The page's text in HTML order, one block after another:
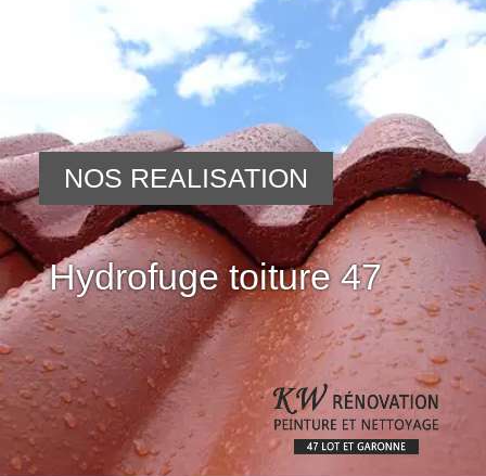
Hydrofuge toiture 47
NOS REALISATION